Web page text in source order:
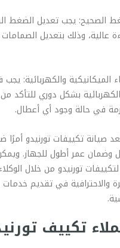
الصحيح: يجب تعديل الضغط
عالية، وذلك بتعديل الصمامات
الميكانيكية والكهربائية:
بشكل دوري للتأكد
في حالة وجود أي أعطال.
صيانة تكييفات تورنيدو أمرًا
وضمان عمر أطول للجهاز.
تورنيدو من خلال
والاحترافية في تقديم خدمات
تكييف